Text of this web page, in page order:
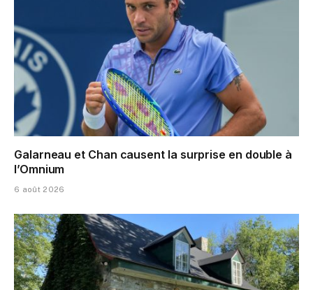
Galarneau et Chan causent la surprise en double à
l’Omnium
6 août 2026